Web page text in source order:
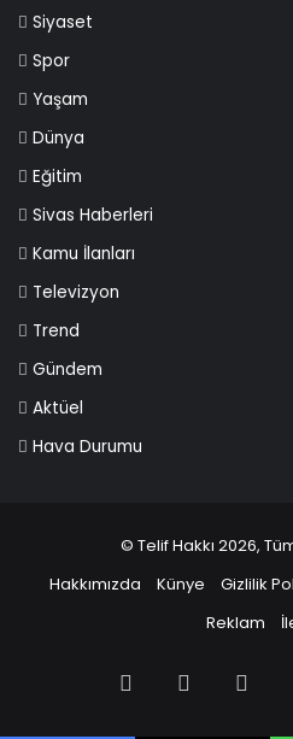
Siyaset
Spor
Yaşam
Dünya
Eğitim
Sivas Haberleri
Kamu İlanları
Televizyon
Trend
Gündem
Aktüel
Hava Durumu
© Telif Hakkı 2026,
Hakkımızda
Künye Gizlilik
Reklam
Facebook